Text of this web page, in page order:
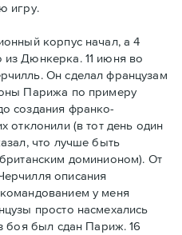
игру.
корпус начал, а 4
Дюнкерка. 11 июня во
Он сделал французам
Парижа по примеру
создания франко-
отклонили (в тот день один
что лучше быть
доминионом). От
описания
у меня
просто насмехались
боя был сдан Париж. 16